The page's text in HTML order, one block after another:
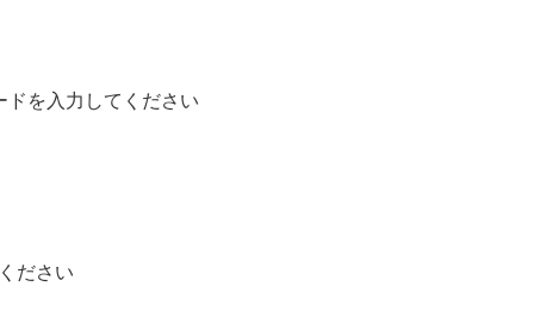
を入力してください
ださい